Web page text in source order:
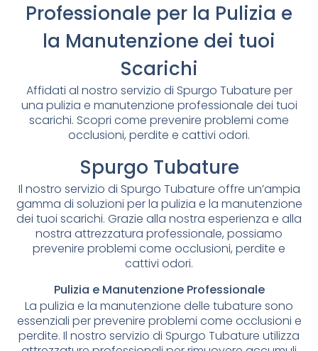
Professionale per la Pulizia e
la Manutenzione dei tuoi
Scarichi
Affidati al nostro servizio di Spurgo Tubature per
una pulizia e manutenzione professionale dei tuoi
scarichi. Scopri come prevenire problemi come
occlusioni, perdite e cattivi odori.
Spurgo Tubature
Il nostro servizio di Spurgo Tubature offre un’ampia
gamma di soluzioni per la pulizia e la manutenzione
dei tuoi scarichi. Grazie alla nostra esperienza e alla
nostra attrezzatura professionale, possiamo
prevenire problemi come occlusioni, perdite e
cattivi odori.
Pulizia e Manutenzione Professionale
La pulizia e la manutenzione delle tubature sono
essenziali per prevenire problemi come occlusioni e
perdite. Il nostro servizio di Spurgo Tubature utilizza